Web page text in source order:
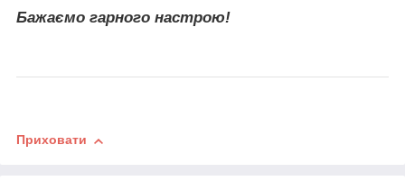
Бажаємо гарного настрою!
Приховати